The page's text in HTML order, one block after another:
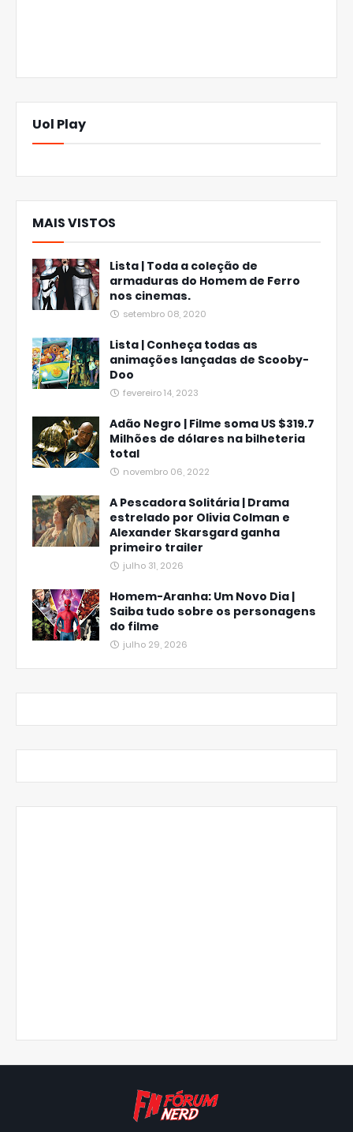
Uol Play
MAIS VISTOS
Lista | Toda a coleção de
armaduras do Homem de Ferro
nos cinemas.
setembro 08, 2020
Lista | Conheça todas as
animações lançadas de Scooby-
Doo
fevereiro 14, 2023
Adão Negro | Filme soma US $319.7
Milhões de dólares na bilheteria
total
novembro 06, 2022
A Pescadora Solitária | Drama
estrelado por Olivia Colman e
Alexander Skarsgard ganha
primeiro trailer
julho 31, 2026
Homem-Aranha: Um Novo Dia |
Saiba tudo sobre os personagens
do filme
julho 29, 2026